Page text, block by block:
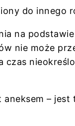
do innego
na
nie może
czas
aneksem –